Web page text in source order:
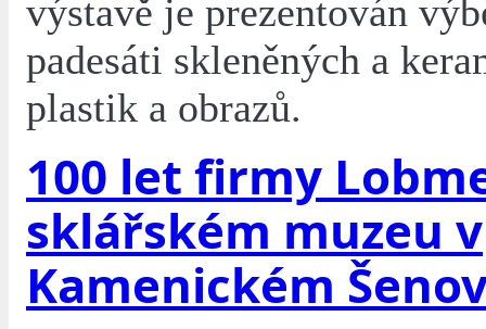
výstavě je prezentován
padesáti skleněných a
plastik a obrazů.
100 let firmy
sklářském muzeu v
Kamenickém